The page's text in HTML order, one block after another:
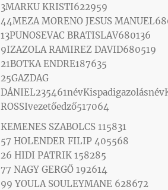
3MARKU KRISTI622959
44MEZA MORENO JESUS
13PUNOSEVAC BRATISLAV680136
9IZAZOLA RAMIREZ DAVID680519
21BOTKA ENDRE187635
25GAZDAG
ROSSIvezetőedző517064
KEMENES SZABOLCS 115831
57 HOLENDER FILIP 405568
26 HIDI PATRIK 158285
77 NAGY GERGŐ 192614
99 YOULA SOULEYMANE 628672